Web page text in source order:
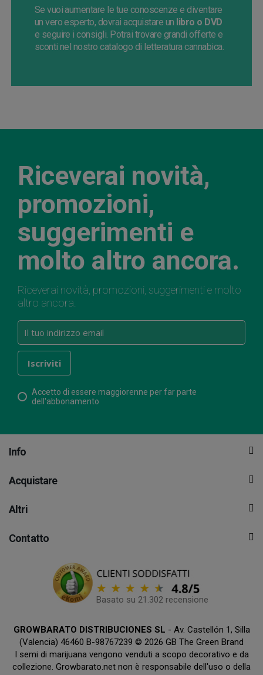
Se vuoi aumentare le tue conoscenze e diventare
un vero esperto, dovrai acquistare un libro o DVD
e seguire i consigli. Potrai trovare grandi offerte e
sconti nel nostro catalogo di letteraturacannabica.
Riceverai novità,
promozioni,
suggerimenti e
molto altro ancora.
Riceverai novità, promozioni, suggerimenti e molto
altro ancora.
Accetto di essere maggiorenne per far parte
dell'abbonamento
Info
Acquistare
Altri
Contatto
Basato su 21.302 recensione
GROWBARATO DISTRIBUCIONES SL - Av. Castellón 1, Silla
(Valencia) 46460 B-98767239 © 2026 GB The Green Brand
I semi di marijuana vengono venduti a scopo decorativo e da
collezione. Growbarato.net non è responsabile dell'uso o della